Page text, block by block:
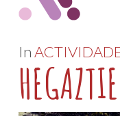
In